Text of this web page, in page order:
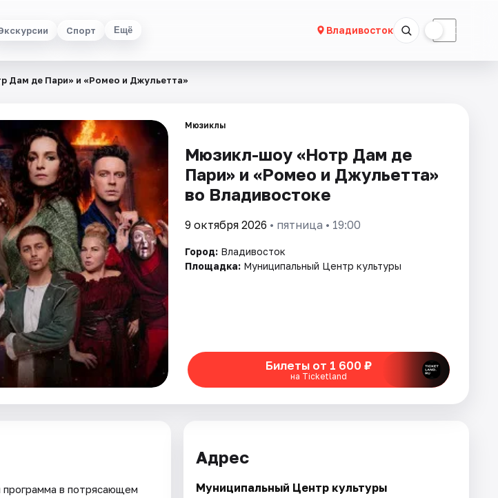
Спорт Ещё Владивосток ☾
Дам де Пари» и «Ромео и Джульетта»
Мюзиклы
Мюзикл-шоу «Нотр Дам де
Пари» и «Ромео и Джульетта»
во Владивостоке
9 октября 2026 • пятница • 19:00
Город: Владивосток
Площадка: Муниципальный Центр культуры
Билеты от 1 600 ₽
на Ticketland
программа в потрясающем
Адрес
Муниципальный Центр культуры